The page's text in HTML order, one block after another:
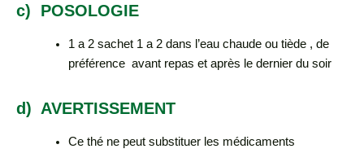
c) POSOLOGIE
1 a 2 sachet 1 a 2 dans l’eau chaude ou tiède , de
préférence avant repas et après le dernier du soir
d) AVERTISSEMENT
Ce thé ne peut substituer les médicaments